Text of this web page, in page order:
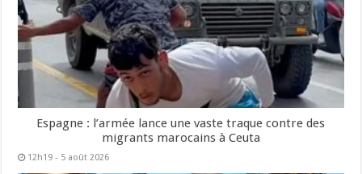
Espagne : l’armée lance une vaste traque contre des
migrants marocains à Ceuta
12h19 - 5 août 2026